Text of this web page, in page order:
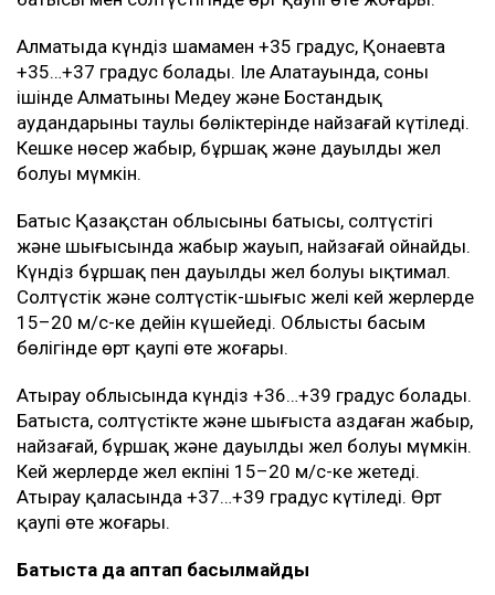
Алматыда күндіз шамамен +35 градус, Қонаевта
+35…+37 градус болады. Іле Алатауында, соның
ішінде Алматының Медеу және Бостандық
аудандарының таулы бөліктерінде найзағай күтіледі.
Кешке нөсер жаңбыр, бұршақ және дауылды жел
болуы мүмкін.
Батыс Қазақстан облысының батысы, солтүстігі
және шығысында жаңбыр жауып, найзағай ойнайды.
Күндіз бұршақ пен дауылды жел болуы ықтимал.
Солтүстік және солтүстік-шығыс желі кей жерлерде
15–20 м/с-ке дейін күшейеді. Облыстың басым
бөлігінде өрт қаупі өте жоғары.
Атырау облысында күндіз +36…+39 градус болады.
Батыста, солтүстікте және шығыста аздаған жаңбыр,
найзағай, бұршақ және дауылды жел болуы мүмкін.
Кей жерлерде жел екпіні 15–20 м/с-ке жетеді.
Атырау қаласында +37…+39 градус күтіледі. Өрт
қаупі өте жоғары.
Батыста да аптап басылмайды